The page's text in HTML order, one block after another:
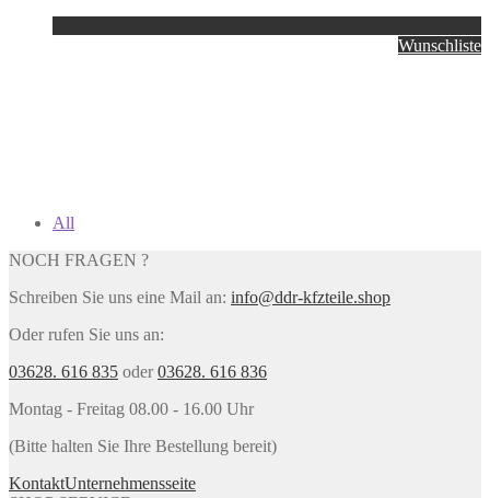
Wunschliste
All
NOCH FRAGEN ?
Schreiben Sie uns eine Mail an: info@ddr-kfzteile.shop
Oder rufen Sie uns an:
03628. 616 835 oder03628. 616 836
Montag - Freitag 08.00 - 16.00 Uhr
(Bitte halten Sie Ihre Bestellung bereit)
KontaktUnternehmensseite